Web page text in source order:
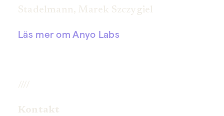
Stadelmann, Marek Szczygiel
Läs mer om Anyo Labs
////
Kontakt